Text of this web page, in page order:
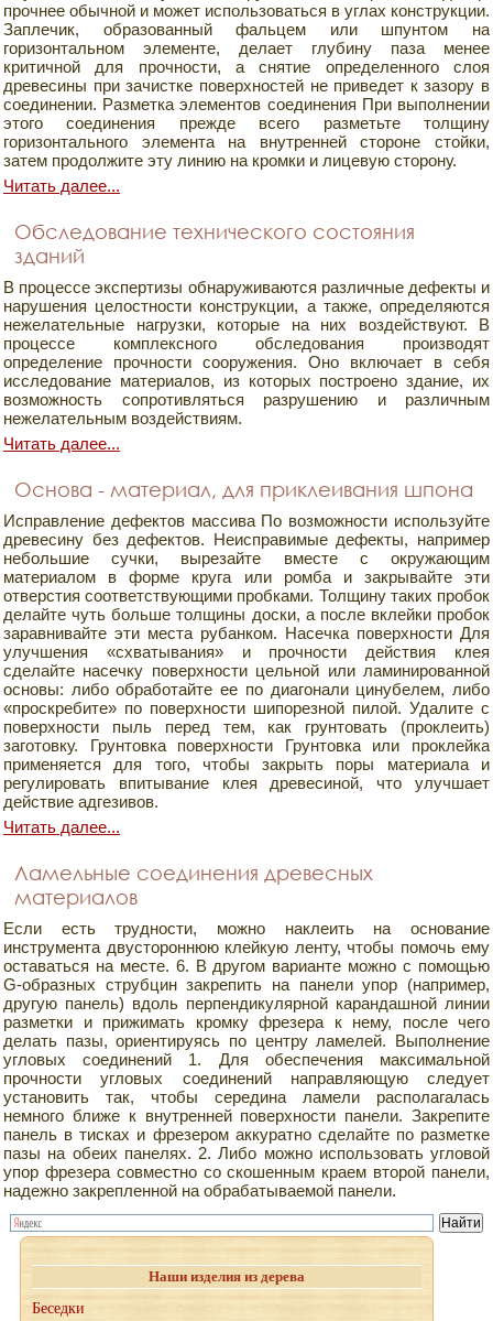
прочнее обычной и может использоваться в углах конструкции.
Заплечик, образованный фальцем или шпунтом на
горизонтальном элементе, делает глубину паза менее
критичной для прочности, а снятие определенного слоя
древесины при зачистке поверхностей не приведет к зазору в
соединении. Разметка элементов соединения При выполнении
этого соединения прежде всего разметьте толщину
горизонтального элемента на внутренней стороне стойки,
затем продолжите эту линию на кромки и лицевую сторону.
Читать далее...
Обследование технического состояния
зданий
В процессе экспертизы обнаруживаются различные дефекты и
нарушения целостности конструкции, а также, определяются
нежелательные нагрузки, которые на них воздействуют. В
процессе комплексного обследования производят
определение прочности сооружения. Оно включает в себя
исследование материалов, из которых построено здание, их
возможность сопротивляться разрушению и различным
нежелательным воздействиям.
Читать далее...
Основа - материал, для приклеивания шпона
Исправление дефектов массива По возможности используйте
древесину без дефектов. Неисправимые дефекты, например
небольшие сучки, вырезайте вместе с окружающим
материалом в форме круга или ромба и закрывайте эти
отверстия соответствующими пробками. Толщину таких пробок
делайте чуть больше толщины доски, а после вклейки пробок
заравнивайте эти места рубанком. Насечка поверхности Для
улучшения «схватывания» и прочности действия клея
сделайте насечку поверхности цельной или ламинированной
основы: либо обработайте ее по диагонали цинубелем, либо
«проскребите» по поверхности шипорезной пилой. Удалите с
поверхности пыль перед тем, как грунтовать (проклеить)
заготовку. Грунтовка поверхности Грунтовка или проклейка
применяется для того, чтобы закрыть поры материала и
регулировать впитывание клея древесиной, что улучшает
действие адгезивов.
Читать далее...
Ламельные соединения древесных
материалов
Если есть трудности, можно наклеить на основание
инструмента двустороннюю клейкую ленту, чтобы помочь ему
оставаться на месте. 6. В другом варианте можно с помощью
G-образных струбцин закрепить на панели упор (например,
другую панель) вдоль перпендикулярной карандашной линии
разметки и прижимать кромку фрезера к нему, после чего
делать пазы, ориентируясь по центру ламелей. Выполнение
угловых соединений 1. Для обеспечения максимальной
прочности угловых соединений направляющую следует
установить так, чтобы середина ламели располагалась
немного ближе к внутренней поверхности панели. Закрепите
панель в тисках и фрезером аккуратно сделайте по разметке
пазы на обеих панелях. 2. Либо можно использовать угловой
упор фрезера совместно со скошенным краем второй панели,
надежно закрепленной на обрабатываемой панели.
Наши изделия из дерева
Беседки